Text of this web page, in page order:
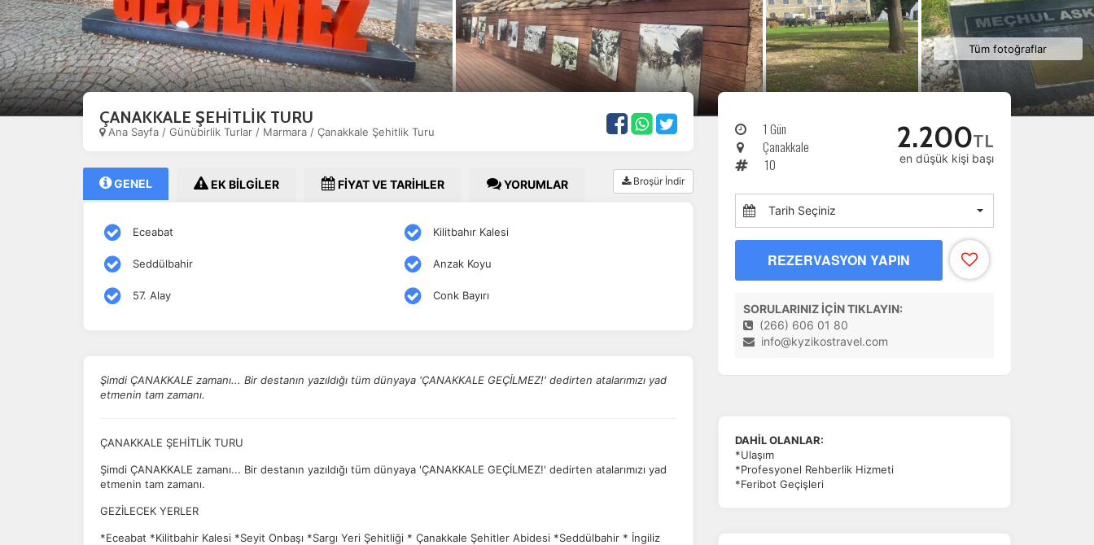
Tüm fotoğraflar
ÇANAKKALE ŞEHİTLİK TURU
Ana Sayfa / Günübirlik Turlar / Marmara / Çanakkale Şehitlik Turu
GENEL EK BİLGİLER FİYAT VE TARİHLER YORUMLAR Broşür İndir
Eceabat Kilitbahır Kalesi
Seddülbahir Anzak Koyu
57. Alay Conk Bayırı
Şimdi ÇANAKKALE zamanı... Bir destanın yazıldığı tüm dünyaya 'ÇANAKKALE GEÇİLMEZ!' dedirten atalarımızı yad
etmenin tam zamanı.
ÇANAKKALE ŞEHİTLİK TURU
Şimdi ÇANAKKALE zamanı... Bir destanın yazıldığı tüm dünyaya 'ÇANAKKALE GEÇİLMEZ!' dedirten atalarımızı yad
etmenin tam zamanı.
GEZİLECEK YERLER
*Eceabat *Kilitbahir Kalesi *Seyit Onbaşı *Sargı Yeri Şehitliği * Çanakkale Şehitler Abidesi *Seddülbahir * İngiliz
1 Gün
Çanakkale
10
2.200TL
en düşük kişi başı
Tarih Seçiniz
REZERVASYON YAPIN
SORULARINIZ İÇİN TIKLAYIN:
(266) 606 01 80
info@kyzikostravel.com
DAHİL OLANLAR:
*Ulaşım
*Profesyonel Rehberlik Hizmeti
*Feribot Geçişleri